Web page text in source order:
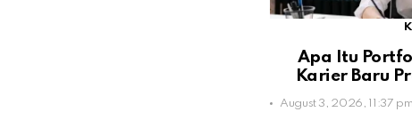
Apa Itu
Karier Baru
August 3, 2026, 11:37 pm